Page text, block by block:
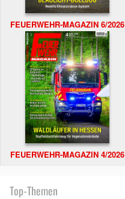
FEUERWEHR-MAGAZIN 6/2026
FEUERWEHR-MAGAZIN 4/2026
Top-Themen